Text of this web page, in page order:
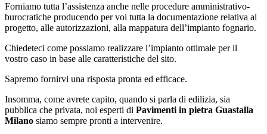
Forniamo tutta l’assistenza anche nelle procedure amministrativo-
burocratiche producendo per voi tutta la documentazione relativa al
progetto, alle autorizzazioni, alla mappatura dell’impianto fognario.
Chiedeteci come possiamo realizzare l’impianto ottimale per il
vostro caso in base alle caratteristiche del sito.
Sapremo fornirvi una risposta pronta ed efficace.
Insomma, come avrete capito, quando si parla di edilizia, sia
pubblica che privata, noi esperti di Pavimenti in pietra Guastalla
Milano siamo sempre pronti a intervenire.